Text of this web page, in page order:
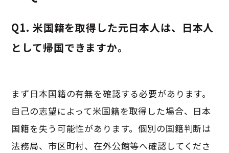
Q1. 米国籍を取得した元日本人は、日本人
として帰国できますか。
まず日本国籍の有無を確認する必要があります。
自己の志望によって米国籍を取得した場合、日本
国籍を失う可能性があります。個別の国籍判断は
法務局、市区町村、在外公館等へ確認してくださ